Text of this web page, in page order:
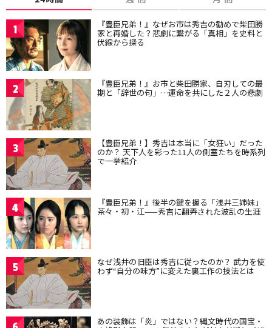
1 『豊臣兄弟！』なぜお市は秀吉の勧めで柴田勝
家と再婚した？悲劇に繋がる「真相」を史料と
伏線から探る
2 『豊臣兄弟！』お市と柴田勝家、自刃しての最
期と「辞世の句」…運命を共にした２人の悲劇
3 【豊臣兄弟！】秀吉は本当に「女狂い」だった
のか？ 天下人を彩った11人の側室たちを時系列
で一挙紹介
4 『豊臣兄弟！』後半の鍵を握る「浅井三姉妹」
茶々・初・江——秀吉に翻弄された波乱の生涯
5 なぜ浅井の旧臣は秀吉に従ったのか？ 武力を使
わず“自分の味方”に変えた裏工作の技法とは
あの装飾は「炎」ではない？縄文時代の国宝・